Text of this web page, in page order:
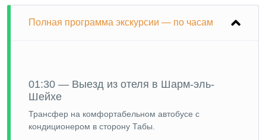
Полная программа экскурсии — по часам
01:30 — Выезд из отеля в Шарм-эль-
Шейхе
Трансфер на комфортабельном автобусе с
кондиционером в сторону Табы.